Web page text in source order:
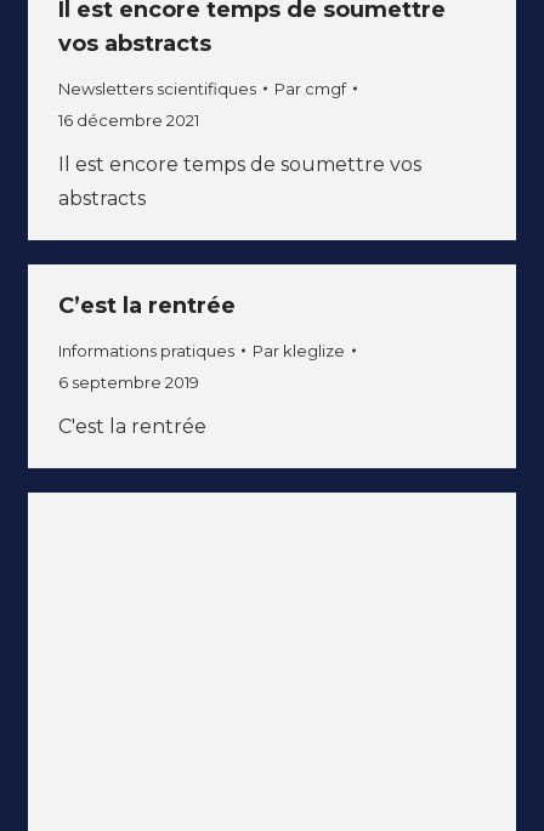
Il est encore temps de soumettre
vos abstracts
Newsletters scientifiques Par cmgf
16 décembre 2021
Il est encore temps de soumettre vos
abstracts
C’est la rentrée
Informations pratiques Par kleglize
6 septembre 2019
C'est la rentrée